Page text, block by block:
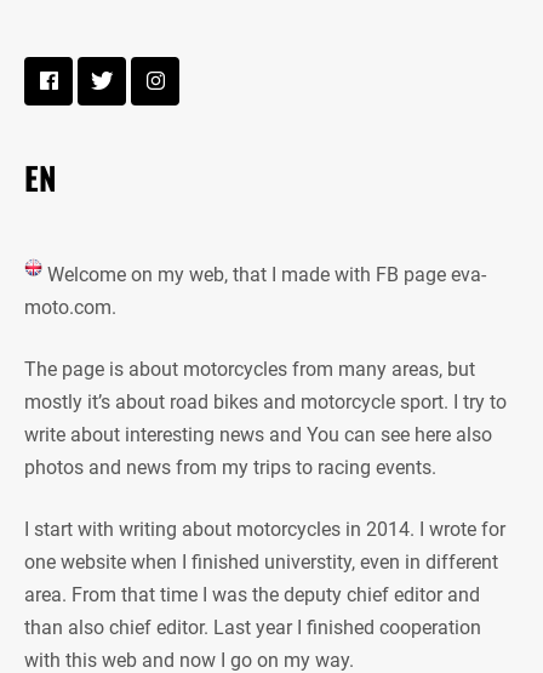
EN
Welcome on my web, that I made with FB page eva-
moto.com.
The page is about motorcycles from many areas, but
mostly it’s about road bikes and motorcycle sport. I try to
write about interesting news and You can see here also
photos and news from my trips to racing events.
I start with writing about motorcycles in 2014. I wrote for
one website when I finished universtity, even in different
area. From that time I was the deputy chief editor and
than also chief editor. Last year I finished cooperation
with this web and now I go on my way.